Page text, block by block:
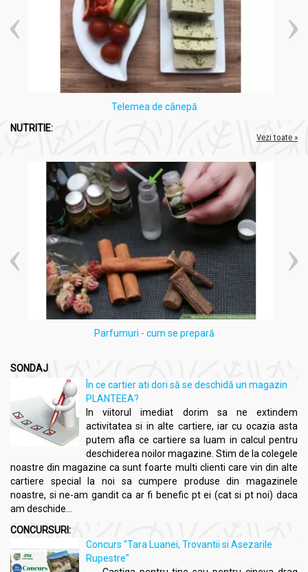
Telemea de cânepă
NUTRITIE:
Vezi toate »
Parfumuri - cum se prepară
SONDAJ
În ce cartier ati dori să se deschidă un magazin
PLANTEEA?
In viitorul imediat dorim sa ne extindem
activitatea si in alte cartiere, iar cu ocazia asta
putem afla ce cartiere sa luam in calcul pentru
deschiderea noilor magazine. Stim de la colegele
noastre din magazine ca sunt foarte multi clienti care vin din alte
cartiere special la noi sa cumpere produse din magazinele
noastre, si ne-am gandit ca ar fi benefic pt ei (cat si pt noi) daca
am deschide...
CONCURSURI:
Concurs "Tara Luanei, Trovantii si Asezarile
Rupestre"